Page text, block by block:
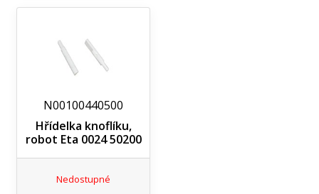
N00100440500
Hřídelka knoflíku,
robot Eta 0024 50200
Nedostupné